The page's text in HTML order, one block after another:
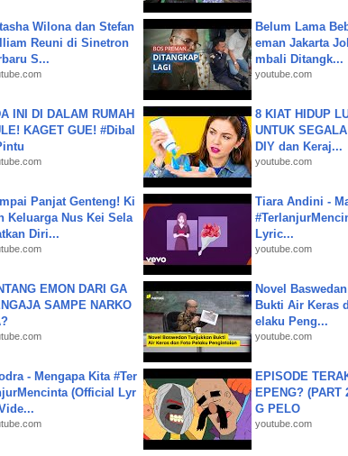
Wilona dan Stefan
Reuni di Sinetron
S...
Belum Lama
eman Jakarta
mbali Ditangk...
youtube.com
INI DI DALAM RUMAH
KAGET GUE! #Dibal
8 KIAT HIDUP
UNTUK SEGALA
DIY dan Keraj...
youtube.com
Panjat Genteng! Ki
Keluarga Nus Kei Sela
Diri...
Tiara Andini -
Lyric...
youtube.com
EMON DARI GA
SAMPE NARKO
Novel
Bukti Air Keras
elaku Peng...
youtube.com
- Mengapa Kita #Ter
(Official Lyr
EPISODE
EPENG? (PART
G PELO
youtube.com